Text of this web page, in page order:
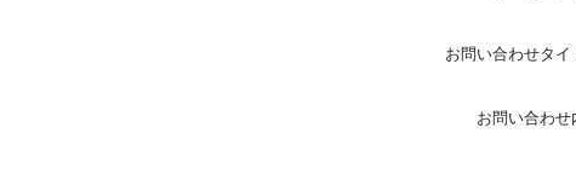
お問い合わせタイ
お問い合わせ